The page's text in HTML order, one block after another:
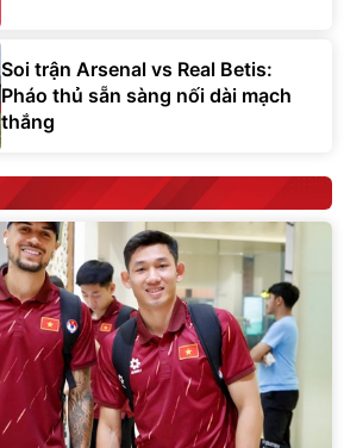
Soi trận Arsenal vs Real Betis:
Pháo thủ sẵn sàng nối dài mạch
thắng